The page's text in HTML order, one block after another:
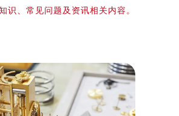
识、常见问题及资讯相关内容。